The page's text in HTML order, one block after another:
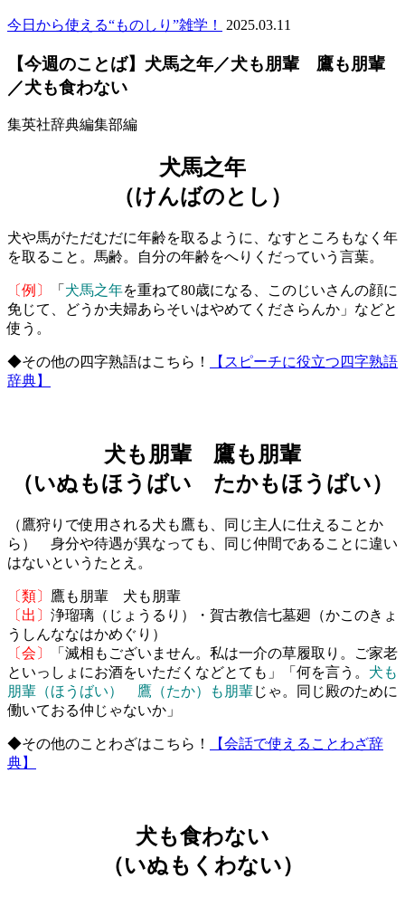
今日から使える“ものしり”雑学！ 2025.03.11
【今週のことば】犬馬之年／犬も朋輩 鷹も朋輩
／犬も食わない
集英社辞典編集部編
犬馬之年
（けんばのとし）
犬や馬がただむだに年齢を取るように、なすところもなく年
を取ること。馬齢。自分の年齢をへりくだっていう言葉。
〔例〕 「 犬馬之年を重ねて80歳になる、このじいさんの顔に
免じて、どうか夫婦あらそいはやめてくださらんか」などと
使う。
◆その他の四字熟語はこちら！
【スピーチに役立つ四字熟語
辞典】
犬も朋輩 鷹も朋輩
（いぬもほうばい たかもほうばい）
（鷹狩りで使用される犬も鷹も、同じ主人に仕えることか
ら） 身分や待遇が異なっても、同じ仲間であることに違い
はないというたとえ。
〔類〕 鷹も朋輩 犬も朋輩
〔出〕 浄瑠璃（じょうるり）・賀古教信七墓廻（かこのきょ
うしんななはかめぐり）
〔会〕
「滅相もございません。私は一介の草履取り。ご家老
といっしょにお酒をいただくなどとても」「何を言う。 犬も
朋輩（ほうばい） 鷹（たか）も朋輩じゃ。同じ殿のために
働いておる仲じゃないか」
◆その他のことわざはこちら！
【会話で使えることわざ辞
典】
犬も食わない
（いぬもくわない）